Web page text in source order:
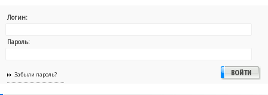
Логин:
Пароль:
Забыли пароль?